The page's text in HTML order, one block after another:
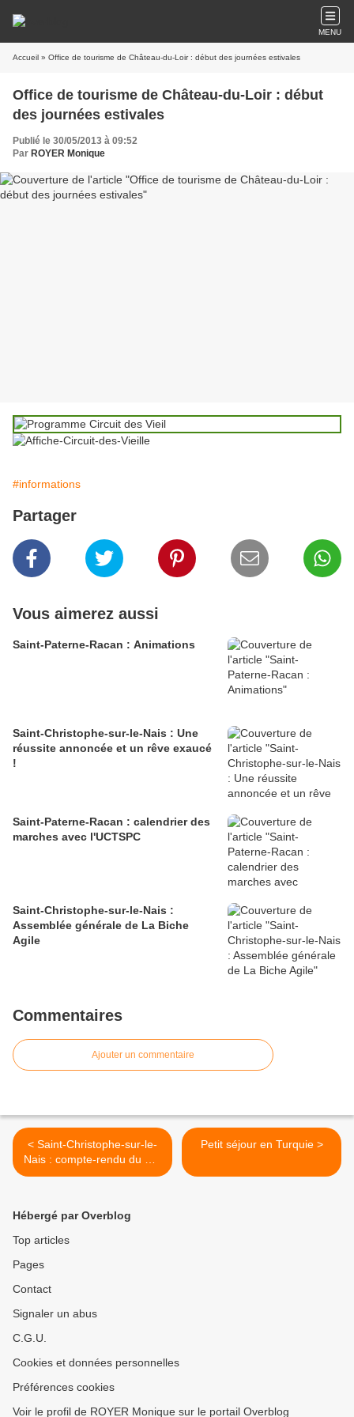
MENU
Accueil » Office de tourisme de Château-du-Loir : début des journées estivales
Office de tourisme de Château-du-Loir : début
des journées estivales
Publié le 30/05/2013 à 09:52
Par ROYER Monique
#informations
Partager
Vous aimerez aussi
Saint-Paterne-Racan : Animations
Saint-Christophe-sur-le-Nais : Une
réussite annoncée et un rêve exaucé
!
Saint-Paterne-Racan : calendrier des
marches avec l'UCTSPC
Saint-Christophe-sur-le-Nais :
Assemblée générale de La Biche
Agile
Commentaires
Ajouter un commentaire
< Saint-Christophe-sur-le-
Nais : compte-rendu du CM
de mars
Petit séjour en Turquie >
Hébergé par Overblog
Top articles
Pages
Contact
Signaler un abus
C.G.U.
Cookies et données personnelles
Préférences cookies
Voir le profil de ROYER Monique sur le portail Overblog